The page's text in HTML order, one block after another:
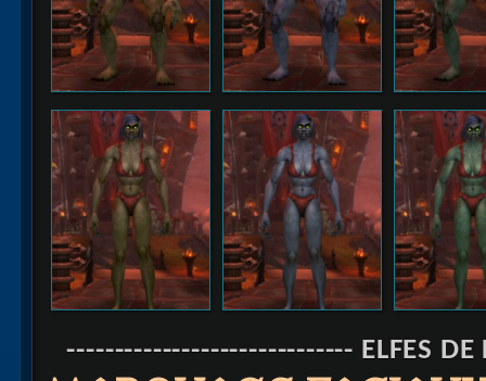
------------------------------ ELFES